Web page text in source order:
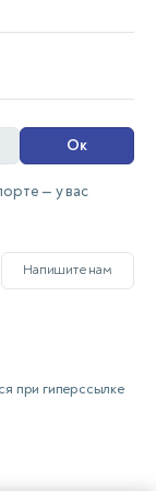
Ок
— у вас
Напишите нам
при гиперссылке